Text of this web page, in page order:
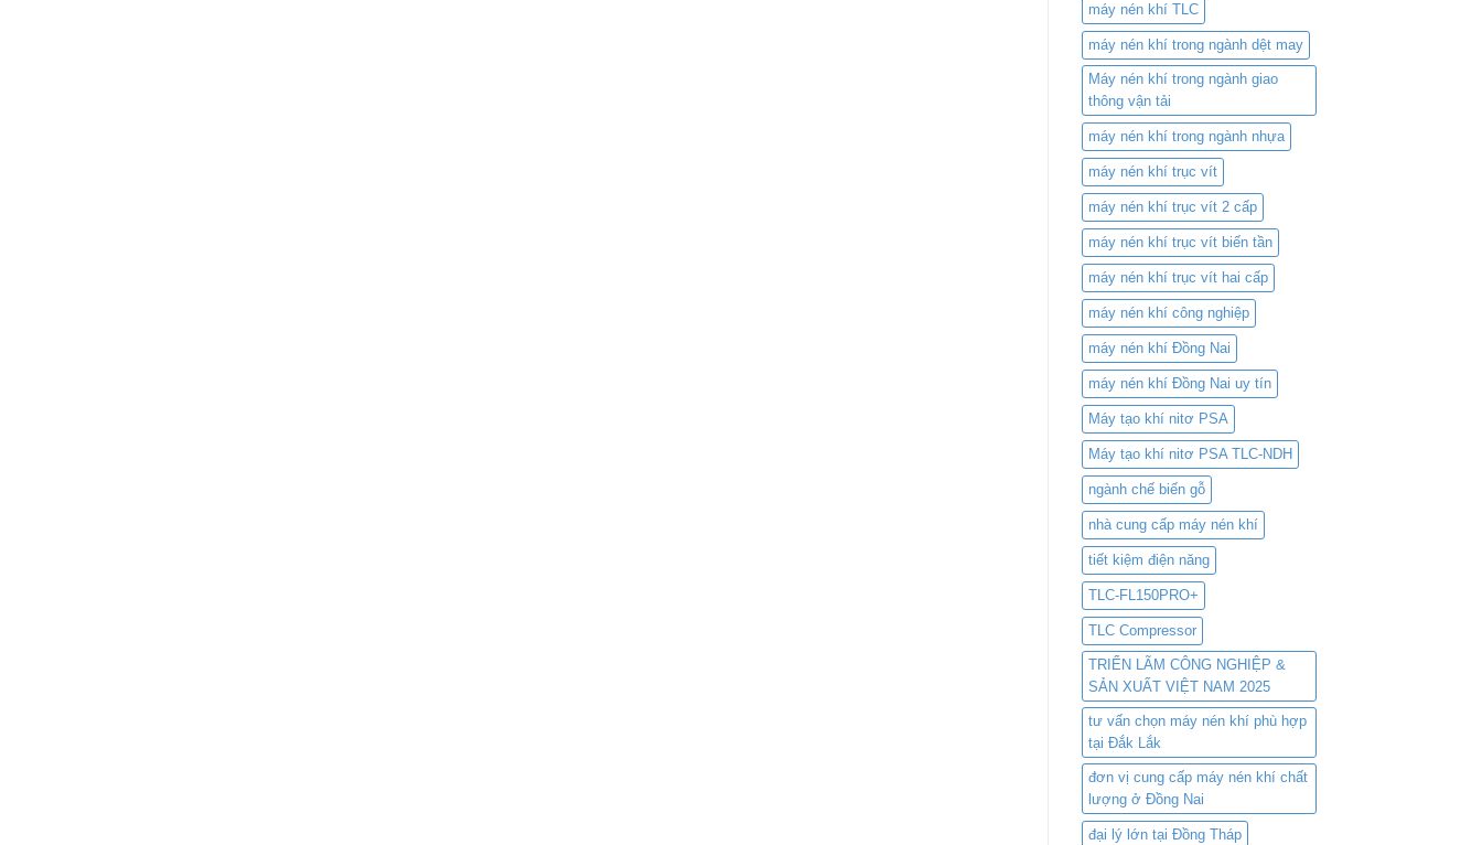
máy nén khí TLC
máy nén khí trong ngành dệt may
Máy nén khí trong ngành giao
thông vận tải
máy nén khí trong ngành nhựa
máy nén khí trục vít
máy nén khí trục vít 2 cấp
máy nén khí trục vít biến tần
máy nén khí trục vít hai cấp
máy nén khí công nghiệp
máy nén khí Đồng Nai
máy nén khí Đồng Nai uy tín
Máy tạo khí nitơ PSA
Máy tạo khí nitơ PSA TLC-NDH
ngành chế biến gỗ
nhà cung cấp máy nén khí
tiết kiệm điện năng
TLC-FL150PRO+
TLC Compressor
TRIỂN LÃM CÔNG NGHIỆP &
SẢN XUẤT VIỆT NAM 2025
tư vấn chọn máy nén khí phù hợp
tại Đắk Lắk
đơn vị cung cấp máy nén khí chất
lượng ở Đồng Nai
đại lý lớn tại Đồng Tháp